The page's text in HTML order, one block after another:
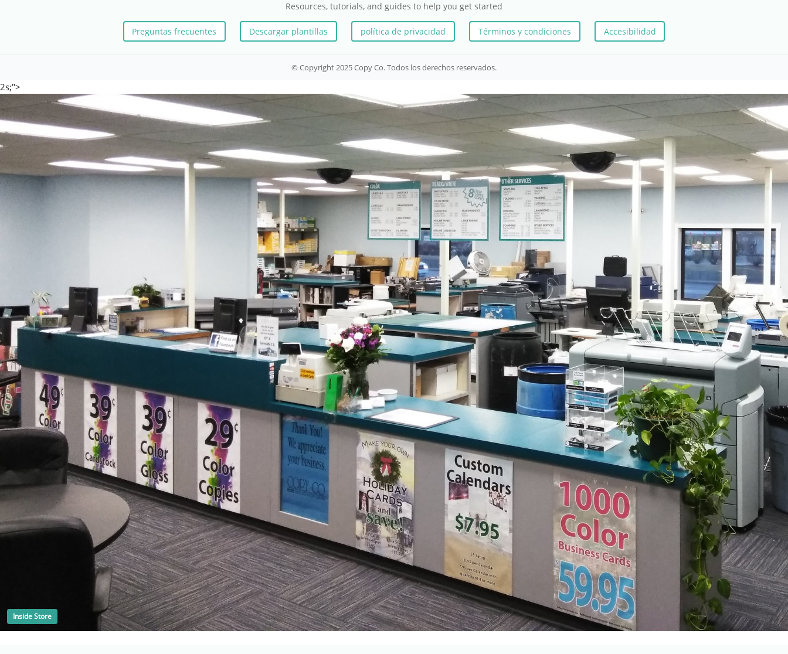
Resources, tutorials, and guides to help you get started
Preguntas frecuentes Descargar plantillas política de privacidad Términos y condiciones Accesibilidad
© Copyright 2025 Copy Co. Todos los derechos reservados.
2s;">
Inside Store